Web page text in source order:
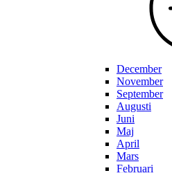
December
November
September
Augusti
Juni
Maj
April
Mars
Februari